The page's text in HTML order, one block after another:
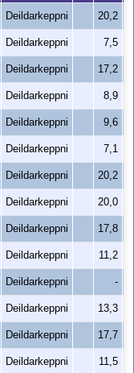
Deildarkeppni
20,2
Deildarkeppni
7,5
Deildarkeppni
17,2
Deildarkeppni
8,9
Deildarkeppni
9,6
Deildarkeppni
7,1
Deildarkeppni
20,2
Deildarkeppni
20,0
Deildarkeppni
17,8
Deildarkeppni
11,2
Deildarkeppni
-
Deildarkeppni
13,3
Deildarkeppni
17,7
Deildarkeppni
11,5